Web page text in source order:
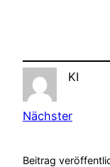
KI
Nächster
Beitrag